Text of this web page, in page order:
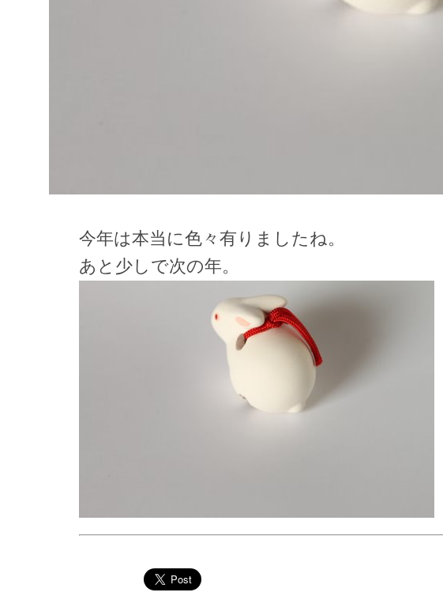
今年は本当に色々有りましたね。
あと少しで次の年。